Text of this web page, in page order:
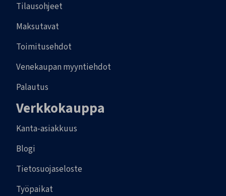
Tilausohjeet
Maksutavat
Toimitusehdot
Venekaupan myyntiehdot
Palautus
Verkkokauppa
Kanta-asiakkuus
Blogi
Tietosuojaseloste
Työpaikat